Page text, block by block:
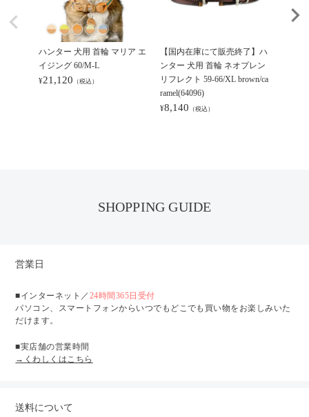
ハンター 犬用 首輪 マリア エ
イジング 60/M-L
¥21,120 （税込）
【国内在庫にて販売終了】ハ
ンター 犬用 首輪 ネオプレン
リフレクト 59-66/XL brown/ca
ramel(64096)
¥8,140 （税込）
SHOPPING GUIDE
営業日
■インターネット／ 24時間365日受付
パソコン、スマートフォンからいつでもどこでも買い物をお楽しみいた
だけます。
■実店舗の営業時間
→くわしくはこちら
送料について